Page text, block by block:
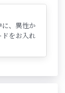
、異性か
をお入れ